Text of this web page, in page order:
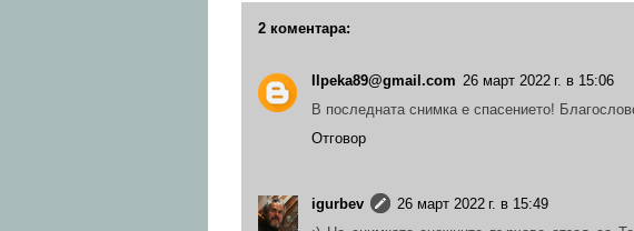
2 коментара:
Ilpeka89@gmail.com 26 март 2022 г. в 15:06
В последната снимка е спасението!
Отговор
igurbev
26 март 2022 г. в 15:49